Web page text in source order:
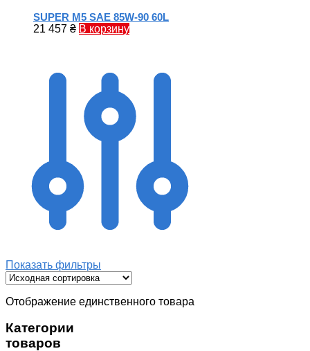
SUPER M5 SAE 85W-90 60L
21 457 ₴ В корзину
Показать фильтры
Отображение единственного товара
Категории
товаров